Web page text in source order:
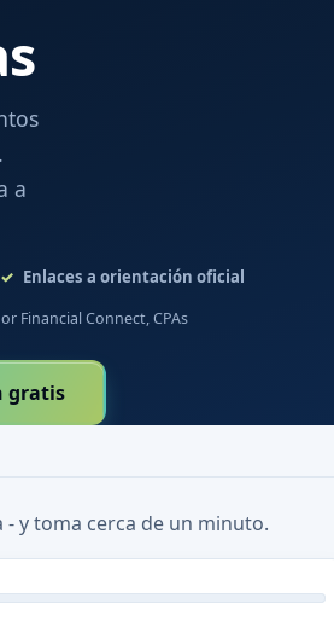
a
Enlaces a orientación oficial
Financial Connect, CPAs
gratis
- y toma cerca de un minuto.